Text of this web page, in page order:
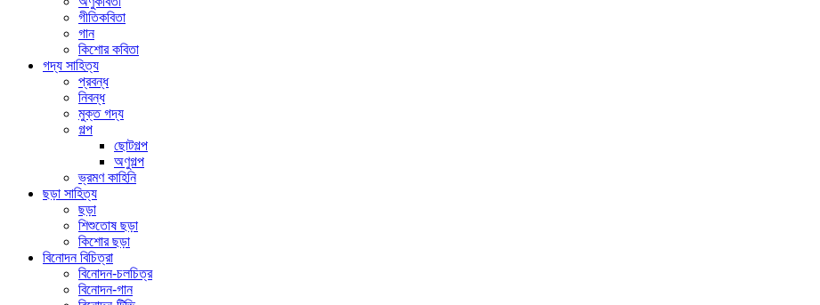
গীতিকবিতা
গান
কিশোর কবিতা
গদ্য সাহিত্য
প্রবন্ধ
নিবন্ধ
মুক্ত গদ্য
গল্প
ছোটগল্প
অণুগল্প
ভ্রমণ কাহিনি
ছড়া সাহিত্য
ছড়া
শিশুতোষ ছড়া
কিশোর ছড়া
বিনোদন বিচিত্রা
বিনোদন-চলচিত্র
বিনোদন-গান